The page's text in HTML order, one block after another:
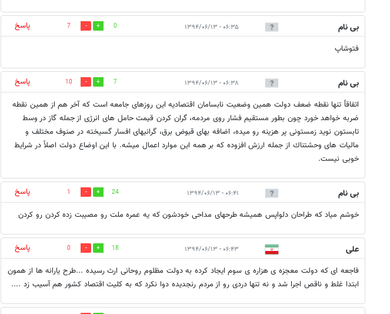
بی نام ۰۶:۳۵ - ۱۳۹۴/۰۶/۱۳ 0
7
پاسخ
فتوشاپ
بی نام ۰۶:۳۸ - ۱۳۹۴/۰۶/۱۳ 7
10
پاسخ
اتفاقاً تنها نقطه ضعف دولت همين وضعيت نابسامان اقتصاديه اين روزهاى جامعه است كه آخر هم از همين نقطه
ضربه خواهد خورد چون بطور مستقيم فشار روى مردمه، گران كردن قيمت حامل هاى انرژى از جمله گاز در وسط
تابستون نويد زمستونى پر هزينه رو ميده، اضافه بهاى قبوض برق، گرانيهاى افسار گسيخته در صنوف مختلف و
ماليات هاى وحشتناك از جمله ارزش افزوده كه بر همه اين موارد اعمال ميشه. با اين اوضاع دولت اصلاً در شرايط
خوبى نيست.
بی نام ۰۶:۴۱ - ۱۳۹۴/۰۶/۱۳ 24
1
پاسخ
خوشم میاد که طراحان دلواپس همیشه طرحهای مداحی خودشون که یه عمره ملت رو مصیبت زده کردن رو کردن
علی ۰۶:۴۳ - ۱۳۹۴/۰۶/۱۳ 18
0
پاسخ
فاجعه ای که دولت معجزه ی هزاره ی سوم ایجاد کرده به دولت مظلوم روحانی ارث رسیده ...طرح یارانه ها از همون
ابتدا غلط و ناقص اجرا شد و نه تنها دردی رو از مردم رنجدیده دوا نکرد که به کلیت اقتصاد کشور هم آسیب زد ....